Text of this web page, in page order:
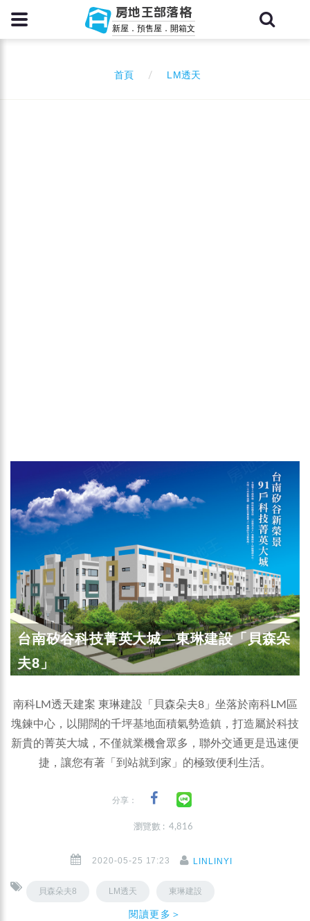
房地王部落格
新屋．預售屋．開箱文
首頁 LM透天
台南矽谷科技菁英大城—東琳建設「貝森朵
夫8」
南科LM透天建案 東琳建設「貝森朵夫8」坐落於南科LM區
塊鍊中心，以開闊的千坪基地面積氣勢造鎮，打造屬於科技
新貴的菁英大城，不僅就業機會眾多，聯外交通更是迅速便
捷，讓您有著「到站就到家」的極致便利生活。
分享：
瀏覽數 : 4,816
2020-05-25 17:23 LINLINYI
貝森朵夫8 LM透天 東琳建設
閱讀更多＞